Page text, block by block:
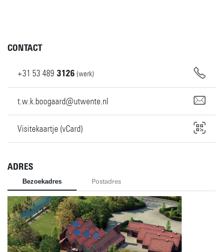
CONTACT
+31 53 489 3126 (werk)
t.w.k.boogaard@utwente.nl
Visitekaartje (vCard)
ADRES
Bezoekadres Postadres